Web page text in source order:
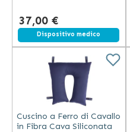
37,00 €
Dispositivo medico
Cuscino a Ferro di Cavallo
in Fibra Cava Siliconata